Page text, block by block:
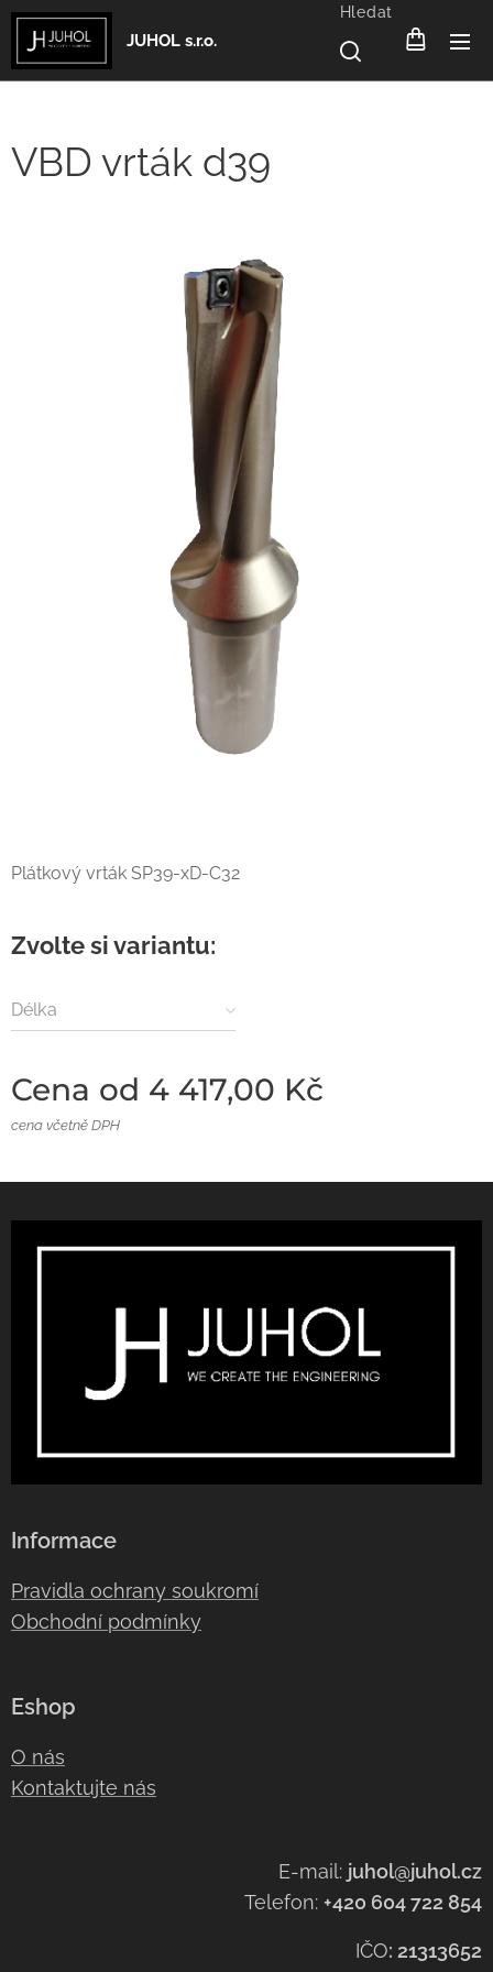
JUHOL s.r.o.
Hledat
VBD vrták d39
Plátkový vrták SP39-xD-C32
Zvolte si variantu:
Délka
Cena od 4 417,00 Kč
cena včetně DPH
Informace
Pravidla ochrany soukromí
Obchodní podmínky
Eshop
O nás
Kontaktujte nás
E-mail: juhol@juhol.cz
Telefon: +420 604 722 854
IČO: 21313652